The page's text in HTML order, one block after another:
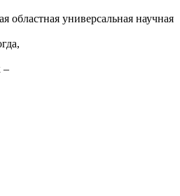
областная универсальная научная
–